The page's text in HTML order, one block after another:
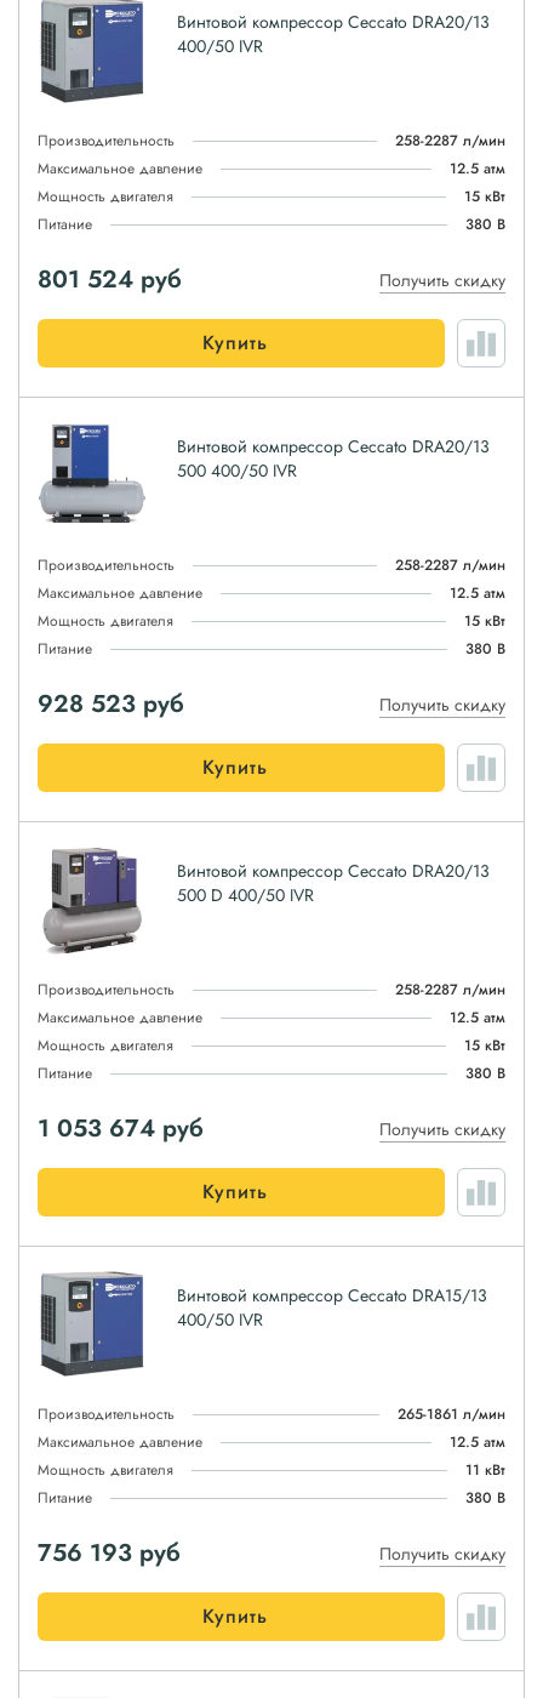
Винтовой компрессор Ceccato DRA20/13
400/50 IVR
Производительность
258-2287 л/мин
Максимальное давление
12.5 атм
Мощность двигателя
15 кВт
Питание
380 В
801 524 руб Получить скидку
Купить
Винтовой компрессор Ceccato DRA20/13
500 400/50 IVR
Производительность
258-2287 л/мин
Максимальное давление
12.5 атм
Мощность двигателя
15 кВт
Питание
380 В
928 523 руб Получить скидку
Купить
Винтовой компрессор Ceccato DRA20/13
500 D 400/50 IVR
Производительность
258-2287 л/мин
Максимальное давление
12.5 атм
Мощность двигателя
15 кВт
Питание
380 В
1 053 674 руб Получить скидку
Купить
Винтовой компрессор Ceccato DRA15/13
400/50 IVR
Производительность
265-1861 л/мин
Максимальное давление
12.5 атм
Мощность двигателя
11 кВт
Питание
380 В
756 193 руб Получить скидку
Купить